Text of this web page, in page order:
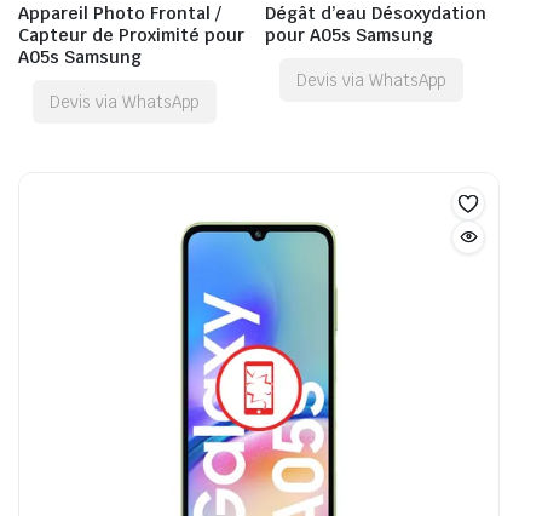
Appareil Photo Frontal /
Capteur de Proximité pour
A05s Samsung
Devis via WhatsApp
Dégât d’eau Désoxydation
pour A05s Samsung
Devis via WhatsApp